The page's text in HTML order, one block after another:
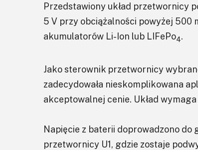
Przedstawiony układ przetwornicy
5 V przy obciążalności powyżej 500
akumulatorów Li-Ion lub LIFePo4.
Jako sterownik przetwornicy
zadecydowała nieskomplikowana
akceptowalnej cenie. Układ
Napięcie z baterii doprowadzono do
przetwornicy U1, gdzie zostaje